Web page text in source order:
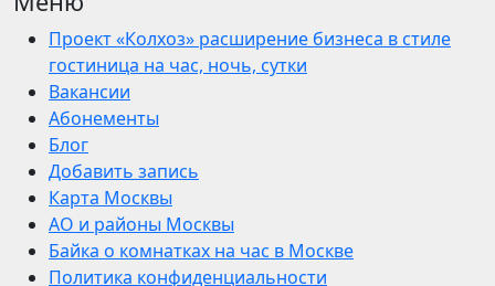
Проект «Колхоз» расширение бизнеса в стиле
гостиница на час, ночь, сутки
Вакансии
Абонементы
Блог
Добавить запись
Карта Москвы
АО и районы Москвы
Байка о комнатках на час в Москве
Политика конфиденциальности